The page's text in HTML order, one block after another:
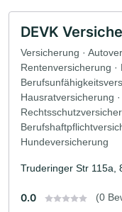
DEVK
Versicherung ·
Rentenversicherung ·
Hausratversicherung
Hundeversicherung
Truderinger Str 115a,
0.0 (0